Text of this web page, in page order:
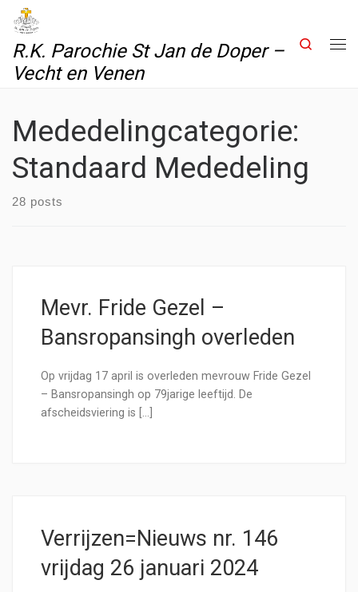
Skip to content
R.K. Parochie St Jan de Doper –
Vecht en Venen
Search
Mededelingcategorie:
Standaard Mededeling
28 posts
Mevr. Fride Gezel –
Bansropansingh overleden
Op vrijdag 17 april is overleden mevrouw Fride Gezel
– Bansropansingh op 79jarige leeftijd. De
afscheidsviering is […]
Verrijzen=Nieuws nr. 146
vrijdag 26 januari 2024